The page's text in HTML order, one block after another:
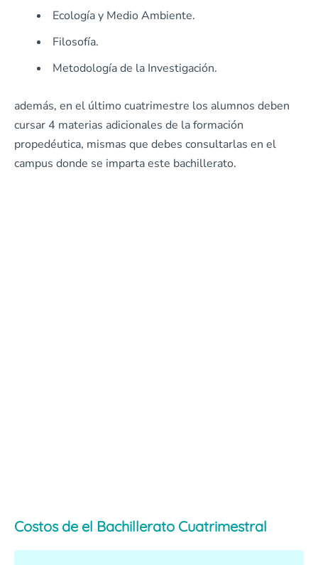
Ecología y Medio Ambiente.
Filosofía.
Metodología de la Investigación.
además, en el último cuatrimestre los alumnos deben
cursar 4 materias adicionales de la formación
propedéutica, mismas que debes consultarlas en el
campus donde se imparta este bachillerato.
Costos de el Bachillerato Cuatrimestral